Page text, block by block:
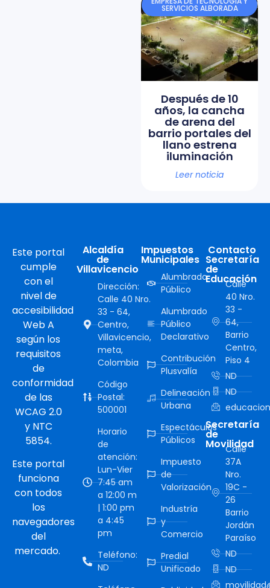
SERVICIOS ALBORADA
Después de 10
años, la cancha
de arena del
barrio portales del
llano estrena
iluminación
Leer noticia
Este portal
cumple
con el
nivel de
accesibilidad
Web A
según los
requisitos
de
conformidad
de las
WCAG 2.0
y NTC
5854.
Este portal
funciona
con todos
los
navegadores
del
mercado.
Alcaldía
de
Villavicencio
Dirección:
Calle 40 Nro.
33 - 64,
Centro,
Villavicencio,
meta,
Colombia
Código
Postal:
500001
Horario
de
atención:
Lun-Vier
7:45 am
a 12:00 m
| 1:00 pm
a 4:45
pm
Teléfono:
ND
Impuestos
Municipales
Alumbrado
Público
Alumbrado
Público
Declarativo
Contribución
Plusvalía
Delineación
Urbana
Espectáculos
Públicos
Impuesto
de
Valorización
Industría
y
Comercio
Predial
Unificado
Contacto
Secretaría
de
Educación
Calle
40 Nro.
33 -
64,
Barrio
Centro,
Piso 4
ND
ND
Secretaría
de
Movilidad
Calle
37A
Nro.
19C -
26
Barrio
Jordán
Paraíso
ND
ND